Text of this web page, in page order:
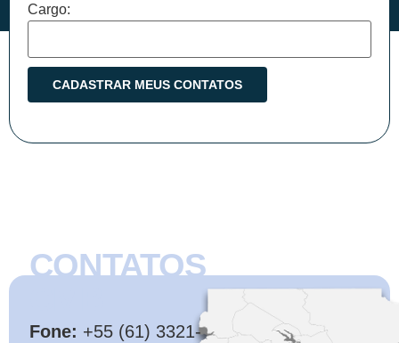
Cargo:
CONTATOS
Fone: +55 (61) 3321-